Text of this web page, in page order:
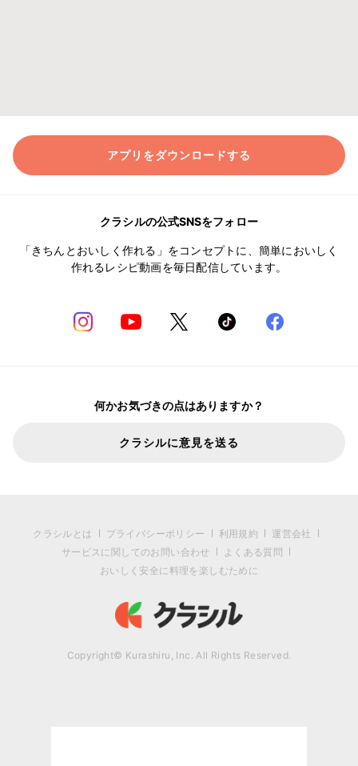
アプリをダウンロードする
クラシルの公式SNSをフォロー
「きちんとおいしく作れる」をコンセプトに、簡単においしく
作れるレシピ動画を毎日配信しています。
何かお気づきの点はありますか？
クラシルに意見を送る
クラシルとは プライバシーポリシー 利用規約
運営会社
サービスに関してのお問い合わせ
よくある質問
おいしく安全に料理を楽しむために
Copyright© Kurashiru, Inc. All Rights Reserved.